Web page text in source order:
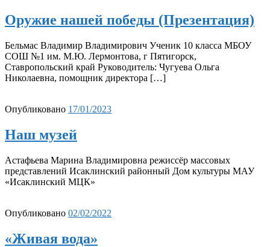
Оружие нашей победы (Презентация)
Бельмас Владимир Владимирович Ученик 10 класса МБОУ
СОШ №1 им. М.Ю. Лермонтова, г Пятигорск,
Ставропольский край Руководитель: Чугуева Ольга
Николаевна, помощник директора […]
Опубликовано 17/01/2023
Наш музей
Астафьева Марина Владимировна режиссёр массовых
представлений Исаклинский районный Дом культуры МАУ
«Исаклинский МЦК»
Опубликовано 02/02/2022
«Живая вода»